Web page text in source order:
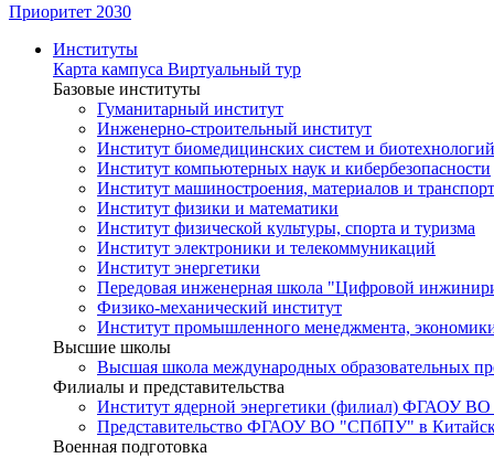
Приоритет 2030
Институты
Карта кампуса Виртуальный тур
Базовые институты
Гуманитарный институт
Инженерно-строительный институт
Институт биомедицинских систем и биотехнологий
Институт компьютерных наук и кибербезопасности
Институт машиностроения, материалов и
Институт физики и математики
Институт физической культуры, спорта и туризма
Институт электроники и телекоммуникаций
Институт энергетики
Передовая инженерная школа "Цифровой
Физико-механический институт
Институт промышленного менеджмента,
Высшие школы
Высшая школа международных образовательных
Филиалы и представительства
Институт ядерной энергетики (филиал) ФГАОУ
Представительство ФГАОУ ВО "СПбПУ" в
Военная подготовка